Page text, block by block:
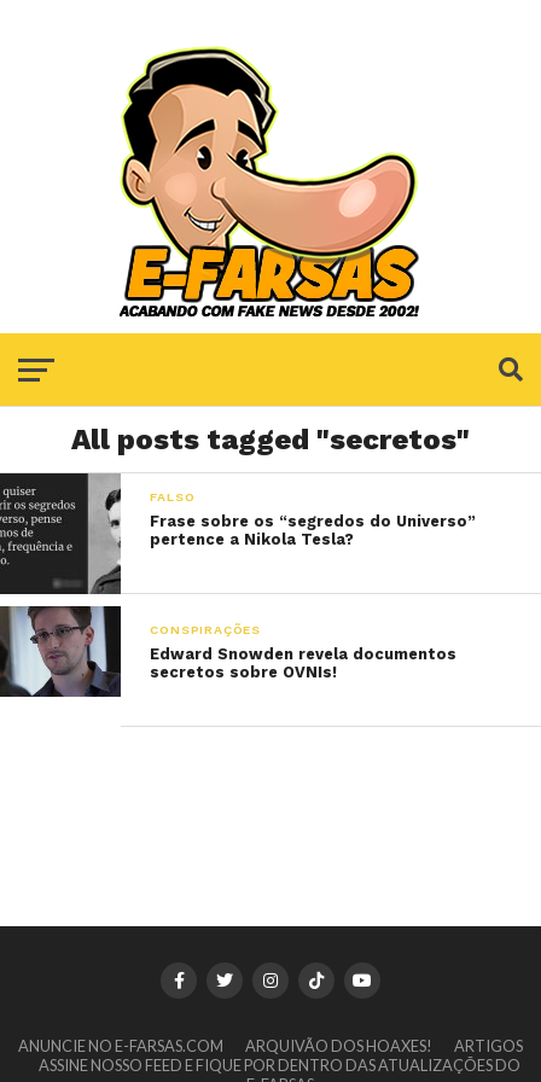
All posts tagged "secretos"
FALSO
Frase sobre os “segredos do Universo”
pertence a Nikola Tesla?
CONSPIRAÇÕES
Edward Snowden revela documentos
secretos sobre OVNIs!
ANUNCIE NO E-FARSAS.COM ARQUIVÃO DOS HOAXES!
ARTIGOS
ASSINE NOSSO FEED E FIQUE POR DENTRO DAS ATUALIZAÇÕES DO